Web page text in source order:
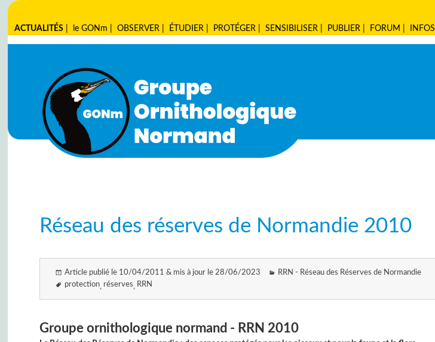
ACTUALITÉS le GONm |OBSERVER ÉTUDIER PROTÉGER |SENSIBILISER PUBLIER FORUM INFOS
Réseau des réserves de Normandie 2010
Article publié le 10/04/2011 & mis à jour le 28/06/2023
RRN - Réseau des Réserves de Normandie
protection réserves RRN
Groupe ornithologique normand - RRN 2010